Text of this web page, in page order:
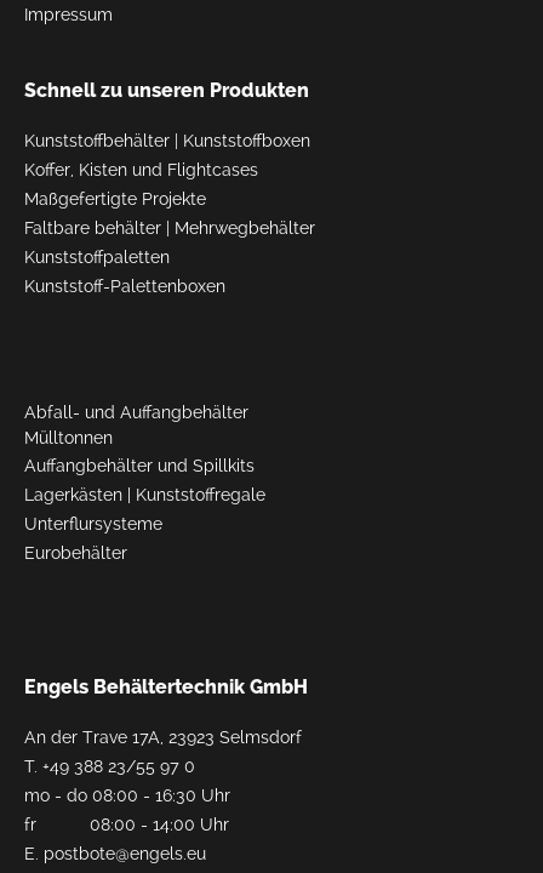
Impressum
Schnell zu unseren Produkten
Kunststoffbehälter | Kunststoffboxen
Koffer, Kisten und Flightcases
Maßgefertigte Projekte
Faltbare behälter | Mehrwegbehälter
Kunststoffpaletten
Kunststoff-Palettenboxen
Abfall- und Auffangbehälter
Mülltonnen
Auffangbehälter und Spillkits
Lagerkästen | Kunststoffregale
Unterflursysteme
Eurobehälter
Engels Behältertechnik GmbH
An der Trave 17A, 23923 Selmsdorf
T. +49 388 23/55 97 0
mo - do 08:00 - 16:30 Uhr
fr 08:00 - 14:00 Uhr
E. postbote@engels.eu